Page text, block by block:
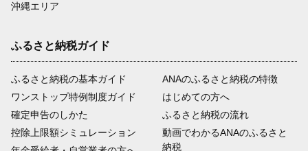
沖縄エリア
ふるさと納税ガイド
ふるさと納税の基本ガイド
ワンストップ特例制度ガイド
確定申告のしかた
控除上限額シミュレーション
ANAのふるさと納税の特徴
はじめての方へ
ふるさと納税の流れ
動画でわかるANAのふるさと
納税